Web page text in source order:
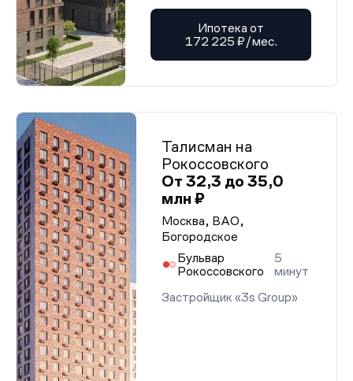
Ипотека от
172 225 ₽/мес.
Талисман на
Рокоссовского
От 32,3 до 35,0
млн ₽
Москва, ВАО,
Богородское
Бульвар
Рокоссовского
5
минут
Застройщик «3s Group»